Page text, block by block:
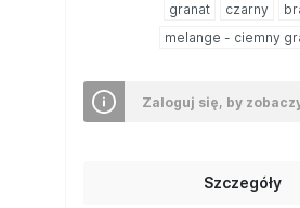
granat czarny
melange - ciemny
Zaloguj się, by
Szczegóły